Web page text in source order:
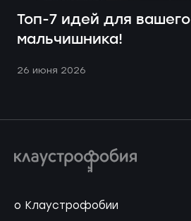
Топ-7 идей для вашего
мальчишника!
26 июня 2026
о Клаустрофобии